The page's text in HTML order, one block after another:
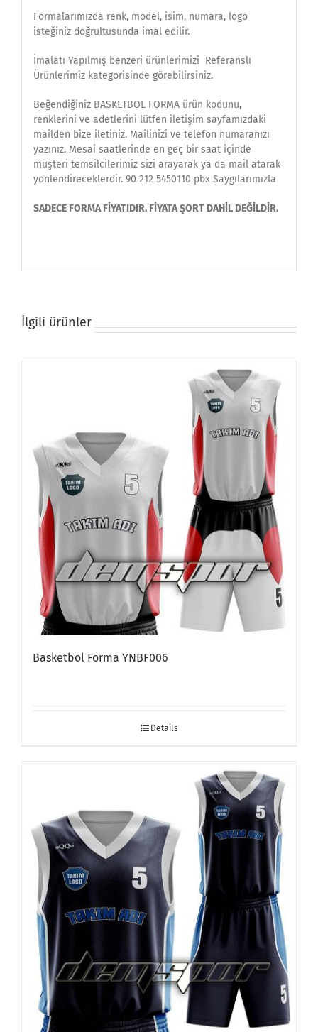
Formalarımızda renk, model, isim, numara, logo
isteğiniz doğrultusunda imal edilir.
İmalatı Yapılmış benzeri ürünlerimizi Referanslı
Ürünlerimiz kategorisinde görebilirsiniz.
Beğendiğiniz BASKETBOL FORMA ürün kodunu,
renklerini ve adetlerini lütfen iletişim sayfamızdaki
mailden bize iletiniz. Mailinizi ve telefon numaranızı
yazınız. Mesai saatlerinde en geç bir saat içinde
müşteri temsilcilerimiz sizi arayarak ya da mail atarak
yönlendireceklerdir. 90 212 5450110 pbx Saygılarımızla
SADECE FORMA FİYATIDIR. FİYATA ŞORT DAHİL DEĞİLDİR.
İlgili ürünler
Basketbol Forma YNBF006
Details